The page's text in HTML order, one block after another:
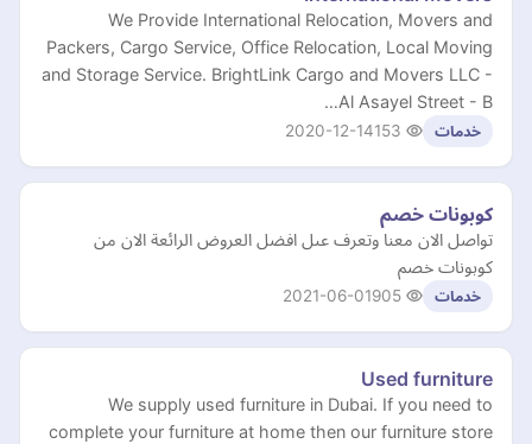
We Provide International Relocation, Movers and
Packers, Cargo Service, Office Relocation, Local Moving
and Storage Service. BrightLink Cargo and Movers LLC -
Al Asayel Street - B…
خدمات 2020-12-14
كوبونات خصم
تواصل الان معنا وتعرف عىل افضل العروض الرائعة الان من
كوبونات خصم
خدمات 2021-06-01
Used furniture
We supply used furniture in Dubai. If you need to
complete your furniture at home then our furniture store